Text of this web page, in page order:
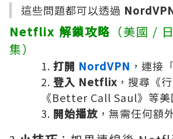
這些問題都可以透過
Netflix 解鎖攻略 （美國 /
集）
打開 NordVPN ，連接
登入 Netflix ，搜尋《
《Better Call Saul》等美
開始播放 ，無需任何額